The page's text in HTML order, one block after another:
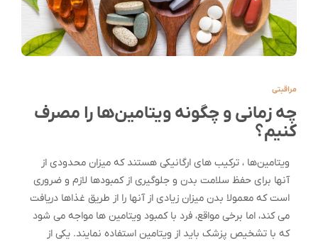
مراقبتی
چه زمانی و چگونه ویتامین‌ها را مصرف
کنیم؟
ویتامین‌ها ، ترکیب های ارگانیکی هستند که میزان محدودی از
آنها برای حفظ سلامت بدن و جلوگیری از کمبودها لازم و ضروری
است که معمولا بدن میزان زیادی از آنها را از طریق غذاها دریافت
می کند، اما برخی مواقع، فرد با کمبود ویتامین ها مواجه می شود
که با تشخیص پزشک باید از ویتامین استفاده نمایند. یکی از